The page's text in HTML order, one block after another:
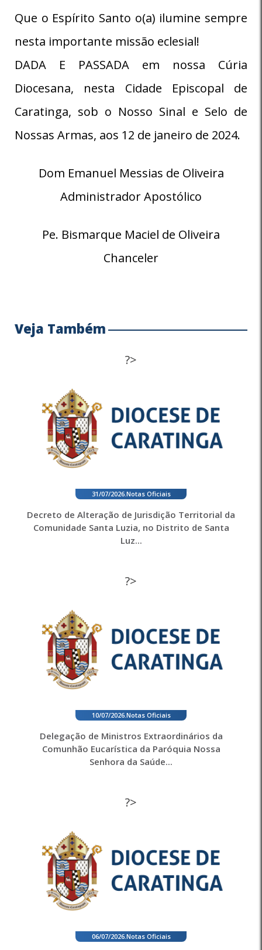
Que o Espírito Santo o(a) ilumine sempre
nesta importante missão eclesial!
DADA E PASSADA em nossa Cúria
Diocesana, nesta Cidade Episcopal de
Caratinga, sob o Nosso Sinal e Selo de
Nossas Armas, aos 12 de janeiro de 2024.
Dom Emanuel Messias de Oliveira
Administrador Apostólico
Pe. Bismarque Maciel de Oliveira
Chanceler
Veja Também
?>
31/07/2026. Notas Oficiais
Decreto de Alteração de Jurisdição Territorial da
Comunidade Santa Luzia, no Distrito de Santa
Luz...
?>
10/07/2026. Notas Oficiais
Delegação de Ministros Extraordinários da
Comunhão Eucarística da Paróquia Nossa
Senhora da Saúde...
?>
06/07/2026. Notas Oficiais